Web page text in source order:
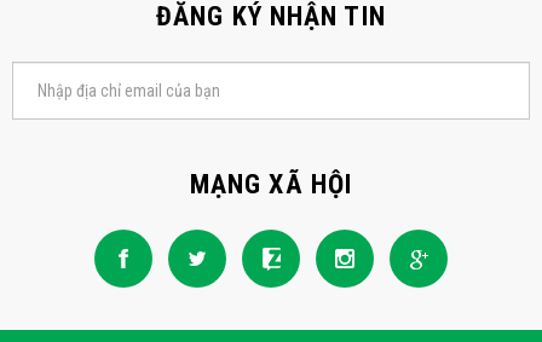
ĐĂNG KÝ NHẬN TIN
MẠNG XÃ HỘI